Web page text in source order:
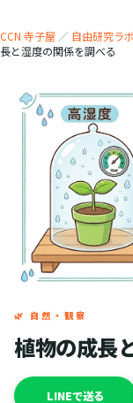
CCN 寺子屋 ／ 自由研究ラボ
長と湿度の関係を調べる
🌿 自然・観察
植物の成長
LINEで送る